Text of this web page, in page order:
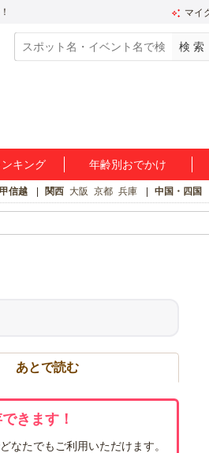
マイ
ンキング 年齢別おでかけ
信越 関西 大阪 京都 兵庫 中国・四国
あとで読む
きます！
なたでもご利用いただけます。